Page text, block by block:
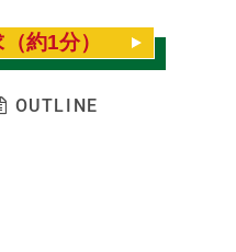
約1分）
OUTLINE